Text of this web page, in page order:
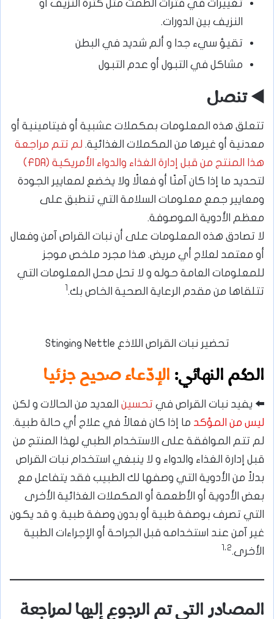
تغييرات في فترات الطمث مثل كثرة النزيف أو
النزيف بين الدورات.
تقيؤ سيء جدا و ألم شديد في البطن
مشاكل في التبول أو عدم التبول
◀️ تنصل
تتعلق هذه المعلومات بمكملات عشبية أو فيتامينية أو
معدنية أو غيرها من المكملات الغذائية. لم تتم مراجعة
هذا المنتج من قبل إدارة الغذاء والدواء الأمريكية (FDA)
لتحديد ما إذا كان آمنًا أو فعالًا ولا يخضع لمعايير الجودة
ومعايير جمع معلومات السلامة التي تنطبق على
معظم الأدوية الموصوفة.
لا تصادق هذه المعلومات على أن نبات القراص آمن وفعال
أو معتمد لعلاج أي مريض. هذا مجرد ملخص موجز
للمعلومات العامة حوله و لا تحل محل المعلومات التي
تتلقاها من مقدم الرعاية الصحية الخاص بك.
تحضير نبات القراص اللاذع Stinging Nettle
الحكم النهائي: الإدّعاء صحيح جزئيا
⬅️ يفيد نبات القراص في تحسين العديد من الحالات و لكن
ليس من المؤكد ما إذا كان فعالاً في علاج أي حالة طبية.
لم تتم الموافقة على الاستخدام الطبي لهذا المنتج من
قبل إدارة الغذاء والدواء و لا ينبغي استخدام نبات القراص
بدلاً من الأدوية التي وصفها لك الطبيب فقد يتفاعل مع
بعض الأدوية أو الأطعمة أو المكملات الغذائية الأخرى
التي تصرف بوصفة طبية أو بدون وصفة طبية. و قد يكون
غير آمن عند استخدامه قبل الجراحة أو الإجراءات الطبية
الأخرى.1،2
المصادر التي تم الرجوع إليها لمراجعة